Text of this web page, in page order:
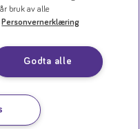
bruk av alle
Personvernerklæring
Godta alle